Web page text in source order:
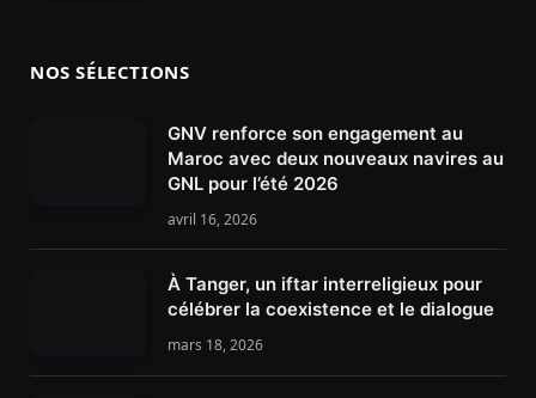
NOS SÉLECTIONS
GNV renforce son engagement au
Maroc avec deux nouveaux navires au
GNL pour l’été 2026
avril 16, 2026
À Tanger, un iftar interreligieux pour
célébrer la coexistence et le dialogue
mars 18, 2026